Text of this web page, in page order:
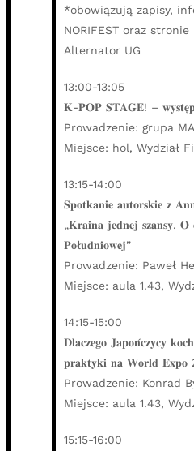
*obowiązują zapisy,
NORIFEST oraz
Alternator UG
13:00-13:05
𝐊-𝐏𝐎𝐏 𝐒𝐓𝐀𝐆𝐄! – 𝐰𝐲𝐬𝐭𝐞̨𝐩
Prowadzenie: grupa
Miejsce: hol, Wydział
13:15-14:00
𝐒𝐩𝐨𝐭𝐤𝐚𝐧𝐢𝐞 𝐚𝐮𝐭𝐨𝐫𝐬𝐤𝐢𝐞 𝐳
„𝐊𝐫𝐚𝐢𝐧𝐚 𝐣𝐞𝐝𝐧𝐞𝐣 𝐬𝐳𝐚𝐧𝐬𝐲.
𝐏𝐨ł𝐮𝐝𝐧𝐢𝐨𝐰𝐞𝐣”
Prowadzenie: Paweł
Miejsce: aula 1.43,
14:15-15:00
𝐃𝐥𝐚𝐜𝐳𝐞𝐠𝐨 𝐉𝐚𝐩𝐨𝐧́𝐜𝐳𝐲𝐜𝐲
𝐩𝐫𝐚𝐤𝐭𝐲𝐤𝐢 𝐧𝐚 𝐖𝐨𝐫𝐥𝐝 𝐄𝐱𝐩𝐨
Prowadzenie: Konrad
Miejsce: aula 1.43,
15:15-16:00